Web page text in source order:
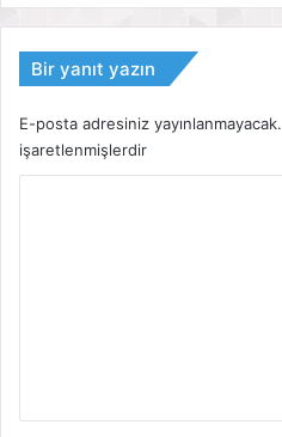
Bir yanıt yazın
E-posta adresiniz yayınlanmayacak.
işaretlenmişlerdir